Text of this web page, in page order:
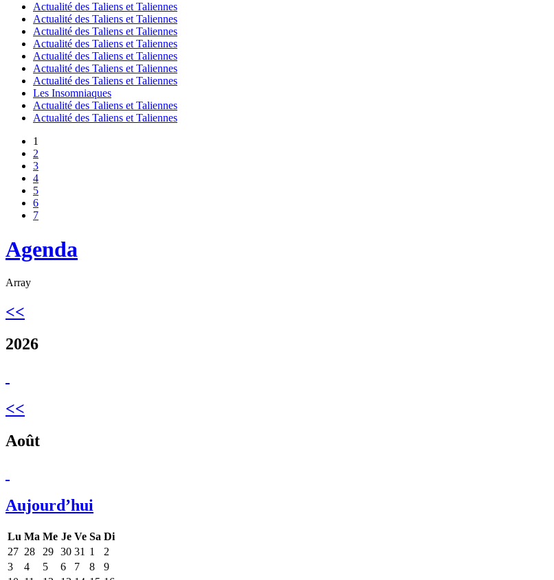
Actualité des Taliens et Taliennes
Actualité des Taliens et Taliennes
Actualité des Taliens et Taliennes
Actualité des Taliens et Taliennes
Actualité des Taliens et Taliennes
Actualité des Taliens et Taliennes
Actualité des Taliens et Taliennes
Les Insomniaques
Actualité des Taliens et Taliennes
Actualité des Taliens et Taliennes
1
2
3
4
5
6
7
Agenda
Array
<<
2026
<<
Août
Aujourd’hui
Lu Ma Me Je Ve Sa Di
27 28 29 30 31 1
2
3
4 5 6 7 8
9